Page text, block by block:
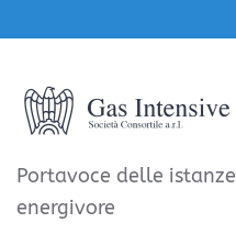
Portavoce delle
energivore